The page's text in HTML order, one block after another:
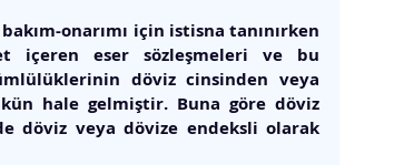
onarımı için istisna tanınırken
içeren eser sözleşmeleri ve bu
döviz cinsinden veya
hale gelmiştir. Buna göre döviz
döviz veya dövize endeksli olarak